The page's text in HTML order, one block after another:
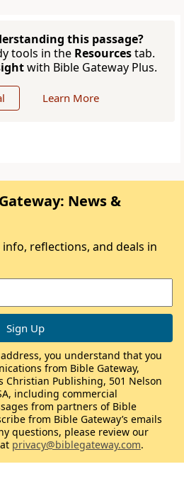
this passage?
tools in the Resourcestab.
with Bible Gateway Plus.
Learn More
News &
reflections, and deals in
you understand that you
from Bible Gateway,
Christian Publishing, 501 Nelson
including commercial
from partners of Bible
from Bible Gateway’s emails
questions, please review our
privacy@biblegateway.com.